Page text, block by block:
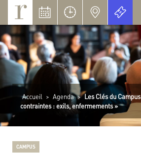
Accueil > Agenda > Les Clés du
contraintes : exils, enfermements »
CAMPUS
Panneau de gestion des cookies